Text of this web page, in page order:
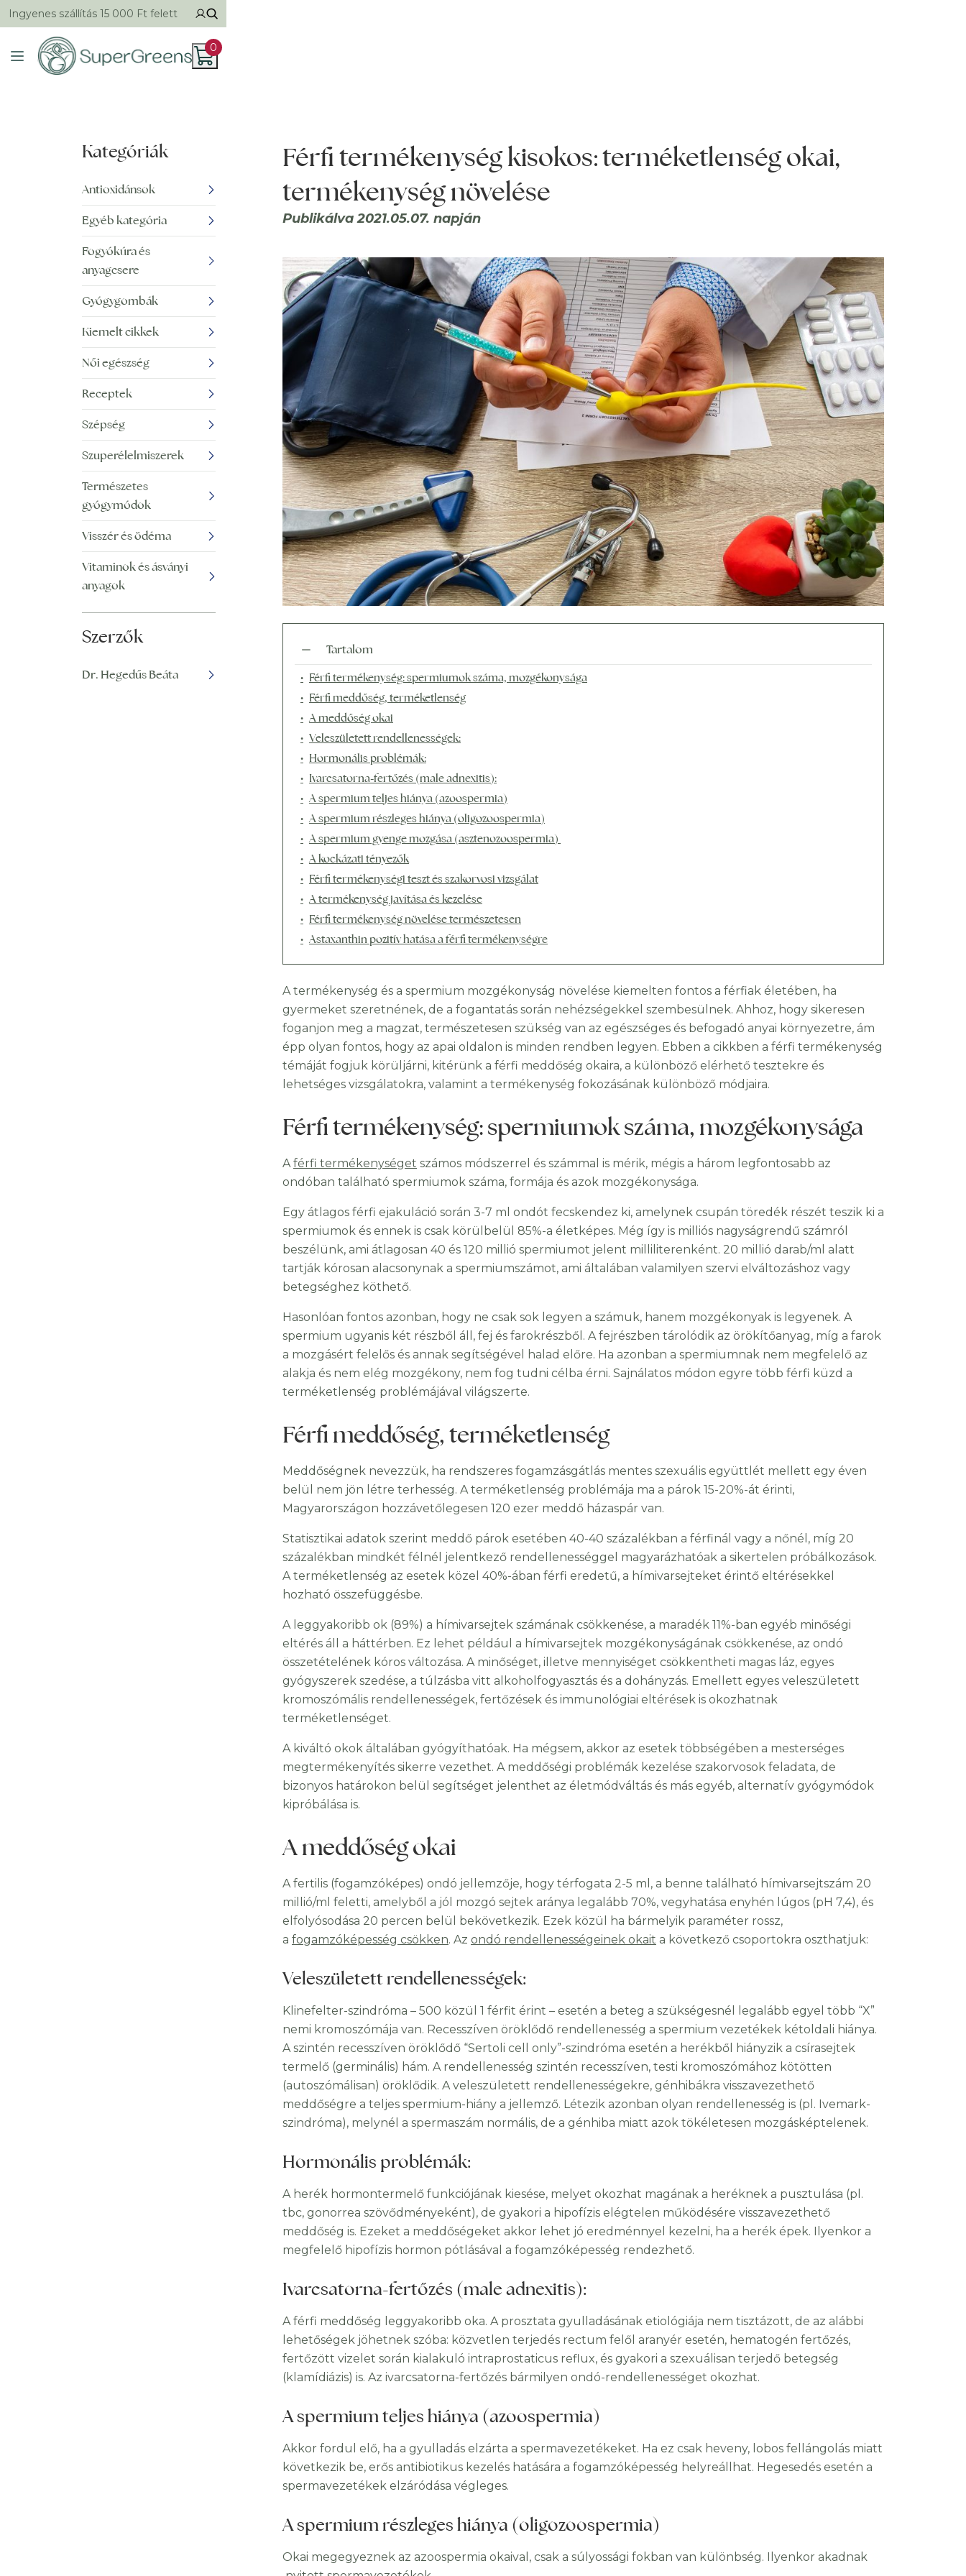
Ingyenes szállítás 15 000 Ft felett
0
Férfi termékenység kisokos: terméketlenség okai,
termékenység növelése
Publikálva 2021.05.07. napján
Tartalom
Férfi termékenység: spermiumok száma, mozgékonysága
Férfi meddőség, terméketlenség
A meddőség okai
Veleszületett rendellenességek:
Hormonális problémák:
Ivarcsatorna-fertőzés (male adnexitis):
A spermium teljes hiánya (azoospermia)
A spermium részleges hiánya (oligozoospermia)
A spermium gyenge mozgása (asztenozoospermia)
A kockázati tényezők
Férfi termékenységi teszt és szakorvosi vizsgálat
A termékenység javítása és kezelése
Férfi termékenység növelése természetesen
Astaxanthin pozitív hatása a férfi termékenységre
A termékenység és a spermium mozgékonyság növelése kiemelten fontos a férfiak életében, ha
gyermeket szeretnének, de a fogantatás során nehézségekkel szembesülnek. Ahhoz, hogy sikeresen
foganjon meg a magzat, természetesen szükség van az egészséges és befogadó anyai környezetre, ám
épp olyan fontos, hogy az apai oldalon is minden rendben legyen. Ebben a cikkben a férfi termékenység
témáját fogjuk körüljárni, kitérünk a férfi meddőség okaira, a különböző elérhető tesztekre és
lehetséges vizsgálatokra, valamint a termékenység fokozásának különböző módjaira.
Férfi termékenység: spermiumok száma, mozgékonysága
A férfi termékenységet számos módszerrel és számmal is mérik, mégis a három legfontosabb az
ondóban található spermiumok száma, formája és azok mozgékonysága.
Egy átlagos férfi ejakuláció során 3-7 ml ondót fecskendez ki, amelynek csupán töredék részét teszik ki a
spermiumok és ennek is csak körülbelül 85%-a életképes. Még így is milliós nagyságrendű számról
beszélünk, ami átlagosan 40 és 120 millió spermiumot jelent milliliterenként. 20 millió darab/ml alatt
tartják kórosan alacsonynak a spermiumszámot, ami általában valamilyen szervi elváltozáshoz vagy
betegséghez köthető.
Hasonlóan fontos azonban, hogy ne csak sok legyen a számuk, hanem mozgékonyak is legyenek. A
spermium ugyanis két részből áll, fej és farokrészből. A fejrészben tárolódik az örökítőanyag, míg a farok
a mozgásért felelős és annak segítségével halad előre. Ha azonban a spermiumnak nem megfelelő az
alakja és nem elég mozgékony, nem fog tudni célba érni. Sajnálatos módon egyre több férfi küzd a
terméketlenség problémájával világszerte.
Férfi meddőség, terméketlenség
Meddőségnek nevezzük, ha rendszeres fogamzásgátlás mentes szexuális együttlét mellett egy éven
belül nem jön létre terhesség. A terméketlenség problémája ma a párok 15-20%-át érinti,
Magyarországon hozzávetőlegesen 120 ezer meddő házaspár van.
Statisztikai adatok szerint meddő párok esetében 40-40 százalékban a férfinál vagy a nőnél, míg 20
százalékban mindkét félnél jelentkező rendellenességgel magyarázhatóak a sikertelen próbálkozások.
A terméketlenség az esetek közel 40%-ában férfi eredetű, a hímivarsejteket érintő eltérésekkel
hozható összefüggésbe.
A leggyakoribb ok (89%) a hímivarsejtek számának csökkenése, a maradék 11%-ban egyéb minőségi
eltérés áll a háttérben. Ez lehet például a hímivarsejtek mozgékonyságának csökkenése, az ondó
összetételének kóros változása. A minőséget, illetve mennyiséget csökkentheti magas láz, egyes
gyógyszerek szedése, a túlzásba vitt alkoholfogyasztás és a dohányzás. Emellett egyes veleszületett
kromoszómális rendellenességek, fertőzések és immunológiai eltérések is okozhatnak
terméketlenséget.
A kiváltó okok általában gyógyíthatóak. Ha mégsem, akkor az esetek többségében a mesterséges
megtermékenyítés sikerre vezethet. A meddőségi problémák kezelése szakorvosok feladata, de
bizonyos határokon belül segítséget jelenthet az életmódváltás és más egyéb, alternatív gyógymódok
kipróbálása is.
A meddőség okai
A fertilis (fogamzóképes) ondó jellemzője, hogy térfogata 2-5 ml, a benne található hímivarsejtszám 20
millió/ml feletti, amelyből a jól mozgó sejtek aránya legalább 70%, vegyhatása enyhén lúgos (pH 7,4), és
elfolyósodása 20 percen belül bekövetkezik. Ezek közül ha bármelyik paraméter rossz,
a fogamzóképesség csökken. Az ondó rendellenességeinek okait a következő csoportokra oszthatjuk:
Veleszületett rendellenességek:
Klinefelter-szindróma – 500 közül 1 férfit érint – esetén a beteg a szükségesnél legalább egyel több “X”
nemi kromoszómája van. Recesszíven öröklődő rendellenesség a spermium vezetékek kétoldali hiánya.
A szintén recesszíven öröklődő “Sertoli cell only”-szindróma esetén a herékből hiányzik a csírasejtek
termelő (germinális) hám. A rendellenesség szintén recesszíven, testi kromoszómához kötötten
(autoszómálisan) öröklődik. A veleszületett rendellenességekre, génhibákra visszavezethető
meddőségre a teljes spermium-hiány a jellemző. Létezik azonban olyan rendellenesség is (pl. Ivemark-
szindróma), melynél a spermaszám normális, de a génhiba miatt azok tökéletesen mozgásképtelenek.
Hormonális problémák:
A herék hormontermelő funkciójának kiesése, melyet okozhat magának a heréknek a pusztulása (pl.
tbc, gonorrea szövődményeként), de gyakori a hipofízis elégtelen működésére visszavezethető
meddőség is. Ezeket a meddőségeket akkor lehet jó eredménnyel kezelni, ha a herék épek. Ilyenkor a
megfelelő hipofízis hormon pótlásával a fogamzóképesség rendezhető.
Ivarcsatorna-fertőzés (male adnexitis):
A férfi meddőség leggyakoribb oka. A prosztata gyulladásának etiológiája nem tisztázott, de az alábbi
lehetőségek jöhetnek szóba: közvetlen terjedés rectum felől aranyér esetén, hematogén fertőzés,
fertőzött vizelet során kialakuló intraprostaticus reflux, és gyakori a szexuálisan terjedő betegség
(klamídiázis) is. Az ivarcsatorna-fertőzés bármilyen ondó-rendellenességet okozhat.
Aspermium teljes hiánya (azoospermia)
Akkor fordul elő, ha a gyulladás elzárta a spermavezetékeket. Ha ez csak heveny, lobos fellángolás miatt
következik be, erős antibiotikus kezelés hatására a fogamzóképesség helyreállhat. Hegesedés esetén a
spermavezetékek elzáródása végleges.
A spermium részleges hiánya (oligozoospermia)
Okai megegyeznek az azoospermia okaival, csak a súlyossági fokban van különbség. Ilyenkor akadnak
Kategóriák
Antioxidánsok
Egyéb kategória
Fogyókúra és
anyagcsere
Gyógygombák
Kiemelt cikkek
Női egészség
Receptek
Szépség
Szuperélelmiszerek
Természetes
gyógymódok
Visszér és ödéma
Vitaminok és ásványi
anyagok
Szerzők
Dr. Hegedűs Beáta